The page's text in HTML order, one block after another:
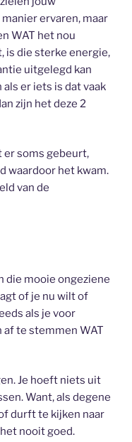
ervaren, maar
WAT het nou
is die sterke energie,
uitgelegd kan
er iets is dat vaak
zijn het deze 2
er soms gebeurt,
waardoor het kwam.
van de
die mooie ongeziene
of je nu wilt of
als je voor
af te stemmen WAT
Je hoeft niets uit
Want, als degene
durft te kijken naar
nooit goed.